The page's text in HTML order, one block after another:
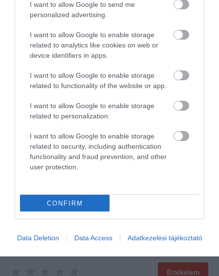
I want to allow Google to send me
personalized advertising.
I want to allow Google to enable storage
related to analytics like cookies on web or
device identifiers in apps.
I want to allow Google to enable storage
related to functionality of the website or app.
I want to allow Google to enable storage
related to personalization.
I want to allow Google to enable storage
related to security, including authentication
functionality and fraud prevention, and other
user protection.
CONFIRM
Data Deletion Data Access Adatkezelési tájékoztató
Összesen 1
1 0
Tarjáni Balázs
2017. Augusztus 12.
Ott a szeren!!! Finom az étel,
remek a kiszolgálás!
Értékeld Te is!
Értékelem